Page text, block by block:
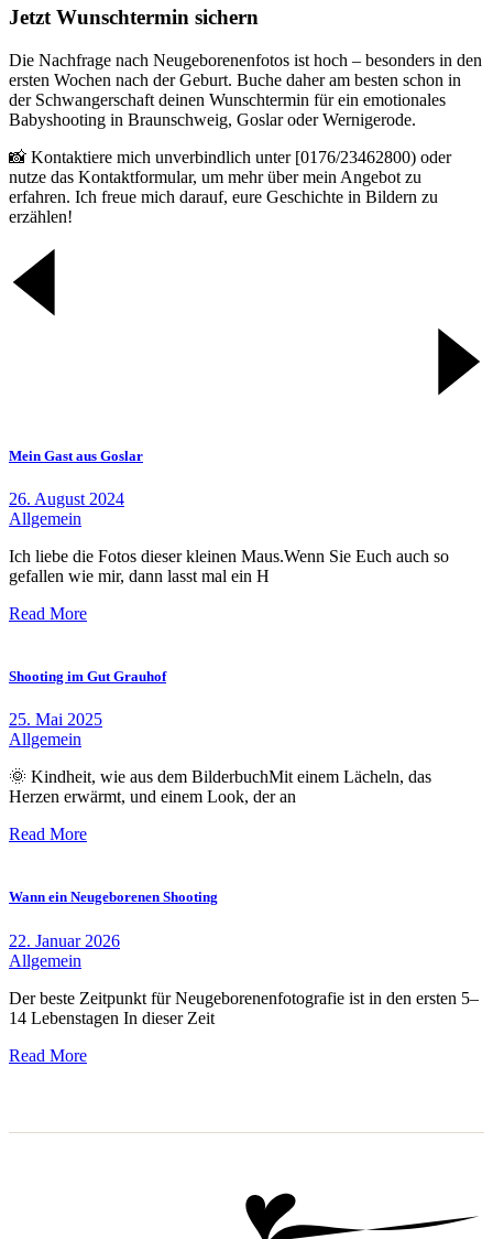
Jetzt Wunschtermin sichern
Die Nachfrage nach Neugeborenenfotos ist hoch – besonders in den
ersten Wochen nach der Geburt. Buche daher am besten schon in
der Schwangerschaft deinen Wunschtermin für ein emotionales
Babyshooting in Braunschweig, Goslar oder Wernigerode.
📸 Kontaktiere mich unverbindlich unter [0176/23462800) oder
nutze das Kontaktformular, um mehr über mein Angebot zu
erfahren. Ich freue mich darauf, eure Geschichte in Bildern zu
erzählen!
Mein Gast aus Goslar
26. August 2024
Allgemein
Ich liebe die Fotos dieser kleinen Maus.Wenn Sie Euch auch so
gefallen wie mir, dann lasst mal ein H
Read More
Shooting im Gut Grauhof
25. Mai 2025
Allgemein
🌞 Kindheit, wie aus dem BilderbuchMit einem Lächeln, das
Herzen erwärmt, und einem Look, der an
Read More
Wann ein Neugeborenen Shooting
22. Januar 2026
Allgemein
Der beste Zeitpunkt für Neugeborenenfotografie ist in den ersten 5–
14 Lebenstagen In dieser Zeit
Read More